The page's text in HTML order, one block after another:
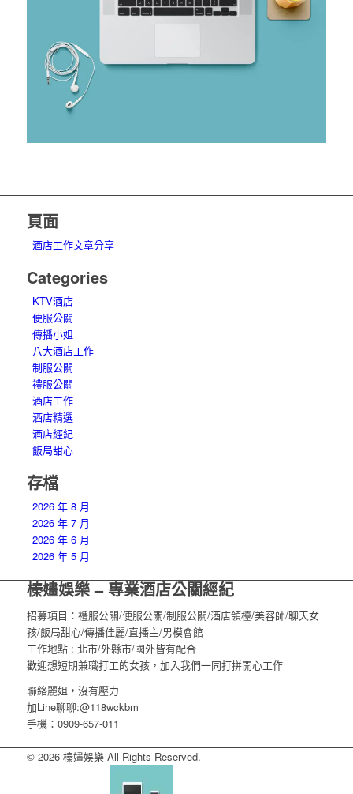
頁面
酒店工作文章分享
Categories
KTV酒店
便服公關
傳播小姐
八大酒店工作
制服公關
禮服公關
酒店工作
酒店精選
酒店經紀
飯局甜心
存檔
2026 年 8 月
2026 年 7 月
2026 年 6 月
2026 年 5 月
榛嫿娛樂 – 專業酒店公關經紀
招募項目：禮服公關/便服公關/制服公關/酒店領檯/美容師/聊天女
孩/飯局甜心/傳播佳麗/直播主/男模會館
工作地點 : 北市/外縣市/國外皆有配合
歡迎想短期兼職打工的女孩，加入我們一同打拼開心工作
聯絡麗姐，沒有壓力
加Line聊聊:@118wckbm
手機：0909-657-011
© 2026 榛嫿娛樂 All Rights Reserved.